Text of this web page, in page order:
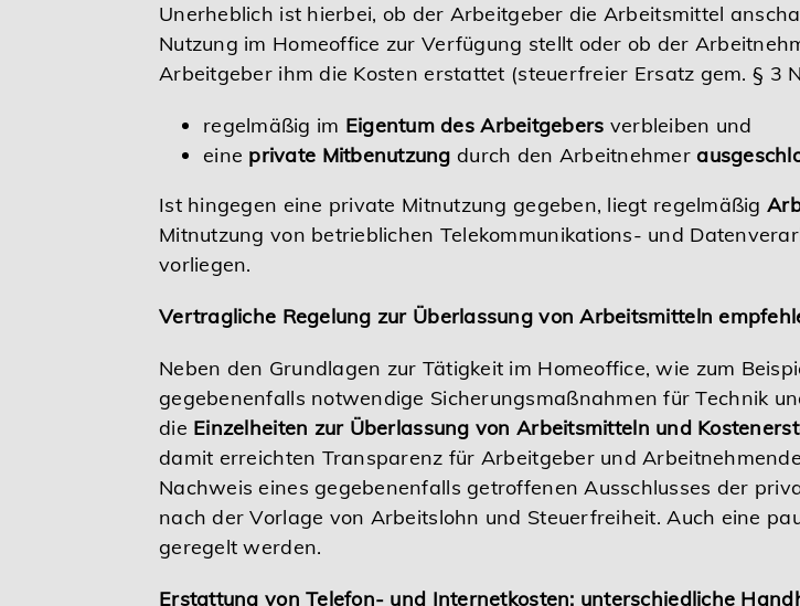
Unerheblich ist hierbei, ob der Arbeitgeber die Arbeitsmittel
Nutzung im Homeoffice zur Verfügung stellt oder ob der
Arbeitgeber ihm die Kosten erstattet (steuerfreier Ersatz gem. § 3
regelmäßig im Eigentum des Arbeitgebers verbleiben und
eine private Mitbenutzung durch den Arbeitnehmer
Ist hingegen eine private Mitnutzung gegeben, liegt regelmäßig
Mitnutzung von betrieblichen Telekommunikations- und
vorliegen.
Vertragliche Regelung zur Überlassung von Arbeitsmitteln
Neben den Grundlagen zur Tätigkeit im Homeoffice, wie zum
gegebenenfalls notwendige Sicherungsmaßnahmen für Technik
die Einzelheiten zur Überlassung von Arbeitsmitteln und
damit erreichten Transparenz für Arbeitgeber und
Nachweis eines gegebenenfalls getroffenen Ausschlusses der
nach der Vorlage von Arbeitslohn und Steuerfreiheit. Auch eine
geregelt werden.
Erstattung von Telefon- und Internetkosten: unterschiedliche